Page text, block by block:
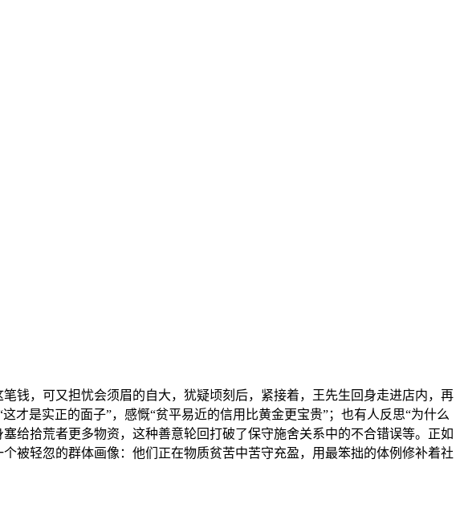
笔钱，可又担忧会须眉的自大，犹疑顷刻后，紧接着，王先生回身走进店内，再
才是实正的面子”，感慨“贫平易近的信用比黄金更宝贵”；也有人反思“为什么
给拾荒者更多物资，这种善意轮回打破了保守施舍关系中的不合错误等。正如
被轻忽的群体画像：他们正在物质贫苦中苦守充盈，用最笨拙的体例修补着社